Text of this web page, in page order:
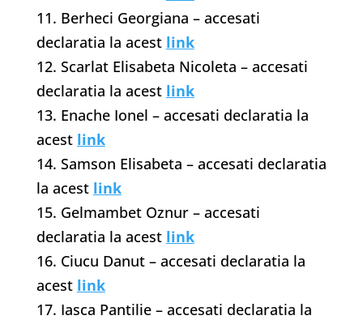
11. Berheci Georgiana – accesati
declaratia la acest link
12. Scarlat Elisabeta Nicoleta – accesati
declaratia la acest link
13. Enache Ionel – accesati declaratia la
acest link
14. Samson Elisabeta – accesati declaratia
la acest link
15. Gelmambet Oznur – accesati
declaratia la acest link
16. Ciucu Danut – accesati declaratia la
acest link
17. Iasca Pantilie – accesati declaratia la